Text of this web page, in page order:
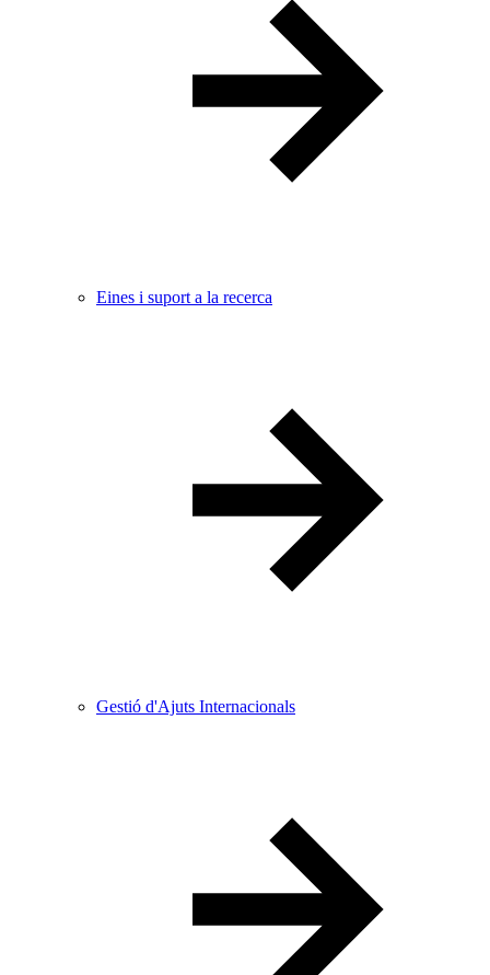
Eines i suport a la recerca
Gestió d'Ajuts Internacionals